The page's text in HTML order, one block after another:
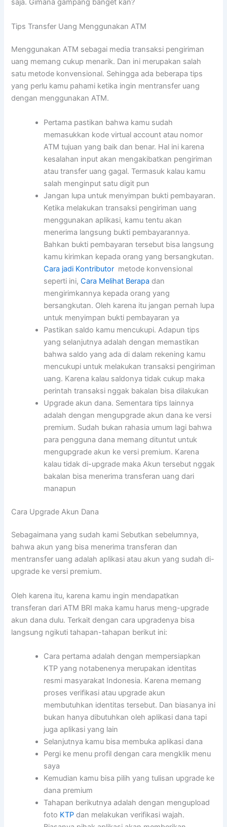
saja. Gimana gampang banget kan?
Tips Transfer Uang Menggunakan ATM
Menggunakan ATM sebagai media transaksi pengiriman
uang memang cukup menarik. Dan ini merupakan salah
satu metode konvensional. Sehingga ada beberapa tips
yang perlu kamu pahami ketika ingin mentransfer uang
dengan menggunakan ATM.
Pertama pastikan bahwa kamu sudah
memasukkan kode virtual account atau nomor
ATM tujuan yang baik dan benar. Hal ini karena
kesalahan input akan mengakibatkan pengiriman
atau transfer uang gagal. Termasuk kalau kamu
salah menginput satu digit pun
Jangan lupa untuk menyimpan bukti pembayaran.
Ketika melakukan transaksi pengiriman uang
menggunakan aplikasi, kamu tentu akan
menerima langsung bukti pembayarannya.
Bahkan bukti pembayaran tersebut bisa langsung
kamu kirimkan kepada orang yang bersangkutan.
Cara jadi Kontributor metode konvensional
seperti ini,Cara Melihat Berapa dan
mengirimkannya kepada orang yang
bersangkutan. Oleh karena itu jangan pernah lupa
untuk menyimpan bukti pembayaran ya
Pastikan saldo kamu mencukupi. Adapun tips
yang selanjutnya adalah dengan memastikan
bahwa saldo yang ada di dalam rekening kamu
mencukupi untuk melakukan transaksi pengiriman
uang. Karena kalau saldonya tidak cukup maka
perintah transaksi nggak bakalan bisa dilakukan
Upgrade akun dana. Sementara tips lainnya
adalah dengan mengupgrade akun dana ke versi
premium. Sudah bukan rahasia umum lagi bahwa
para pengguna dana memang dituntut untuk
mengupgrade akun ke versi premium. Karena
kalau tidak di-upgrade maka Akun tersebut nggak
bakalan bisa menerima transferan uang dari
manapun
Cara Upgrade Akun Dana
Sebagaimana yang sudah kami Sebutkan sebelumnya,
bahwa akun yang bisa menerima transferan dan
mentransfer uang adalah aplikasi atau akun yang sudah di-
upgrade ke versi premium.
Oleh karena itu, karena kamu ingin mendapatkan
transferan dari ATM BRI maka kamu harus meng-upgrade
akun dana dulu. Terkait dengan cara upgradenya bisa
langsung ngikuti tahapan-tahapan berikut ini:
Cara pertama adalah dengan mempersiapkan
KTP yang notabenenya merupakan identitas
resmi masyarakat Indonesia. Karena memang
proses verifikasi atau upgrade akun
membutuhkan identitas tersebut. Dan biasanya ini
bukan hanya dibutuhkan oleh aplikasi dana tapi
juga aplikasi yang lain
Selanjutnya kamu bisa membuka aplikasi dana
Pergi ke menu profil dengan cara mengklik menu
saya
Kemudian kamu bisa pilih yang tulisan upgrade ke
dana premium
Tahapan berikutnya adalah dengan mengupload
foto KTP dan melakukan verifikasi wajah.